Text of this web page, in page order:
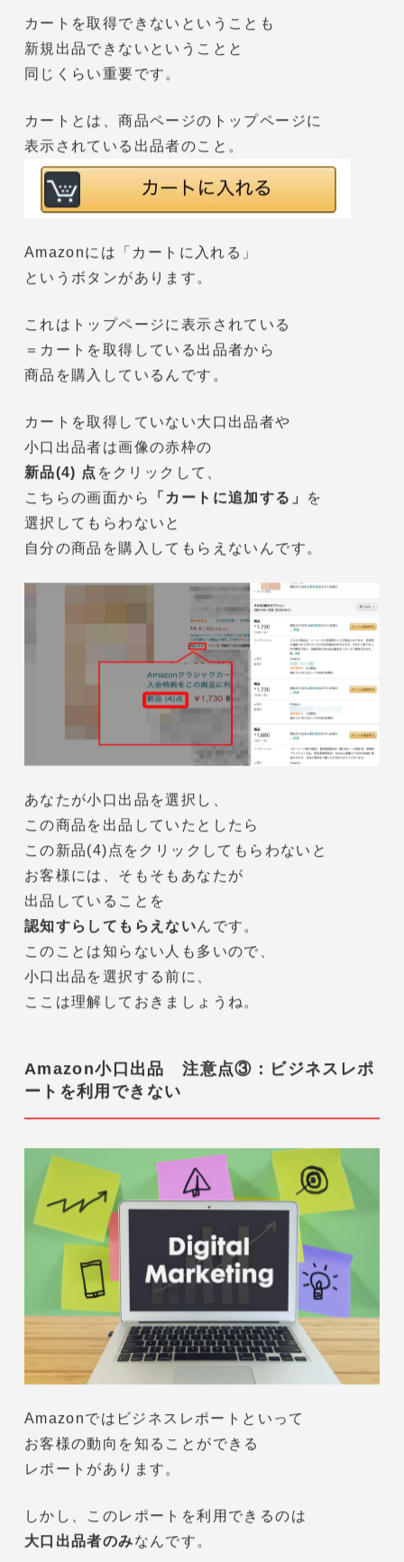
誰かが既に出品している商品に
相乗りして出品することしかできません。
出品したい方は、
小口出品では 出品できません
大口出品を選択してくださいね。
できない
カートを取得できないということも
新規出品できないということと
同じくらい重要です。
カートとは、商品ページのトップページに
表示されている出品者のこと。
Amazonには「カートに入れる」
というボタンがあります。
トップページに表示されている
＝カートを取得している出品者から
商品を購入しているんです。
カートを取得していない大口出品者や
小口出品者は画像の赤枠の
こちらの画面から 「カートに追加する」
選択してもらわないと
自分の商品を購入してもらえないんです。
あなたが小口出品を選択し、
この新品(4)点をクリックしてもらわないと
お客様には、そもそもあなたが
出品していることを
認知すらしてもらえない
このことは知らない人も多いので、
小口出品を選択する前に、
ここは理解しておきましょうね。
Amazon小口出品 注意点③：ビジネスレポ